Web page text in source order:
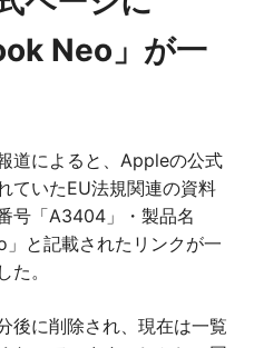
Neo」が一
道によると、Appleの公式
ていたEU法規関連の資料
号「A3404」・製品名
」と記載されたリンクが一
た。
後に削除され、現在は一覧